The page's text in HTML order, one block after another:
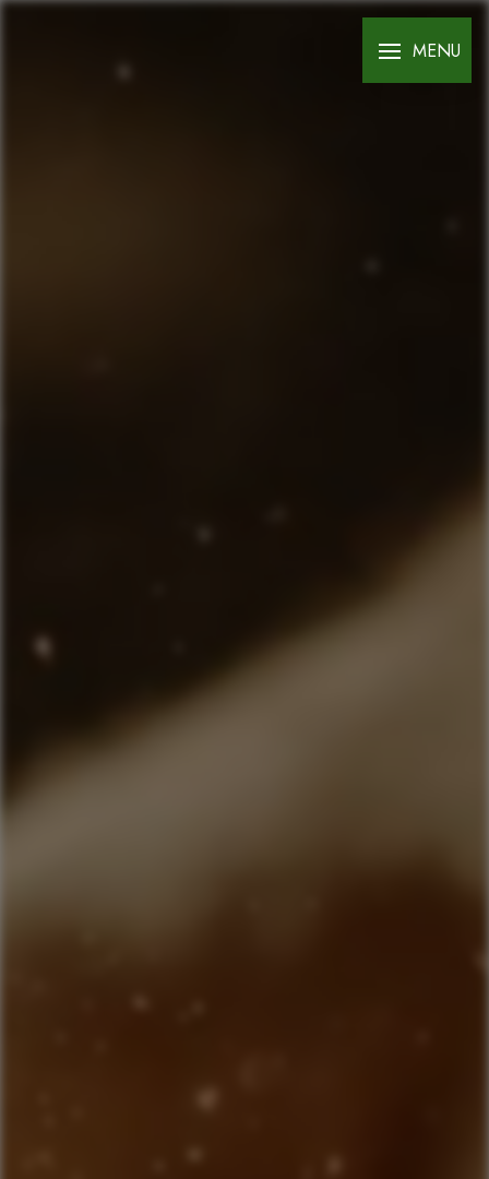
MENU
Panneau de gestion des cookies